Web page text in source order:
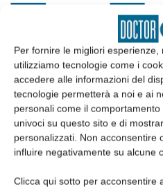
Per fornire le migliori
utilizziamo tecnologie come i
accedere alle informazioni del
tecnologie permetterà a noi e ai
personali come il
univoci su questo sito e di
personalizzati. Non acconsentire
influire negativamente su alcune
Clicca qui sotto per acconsentire